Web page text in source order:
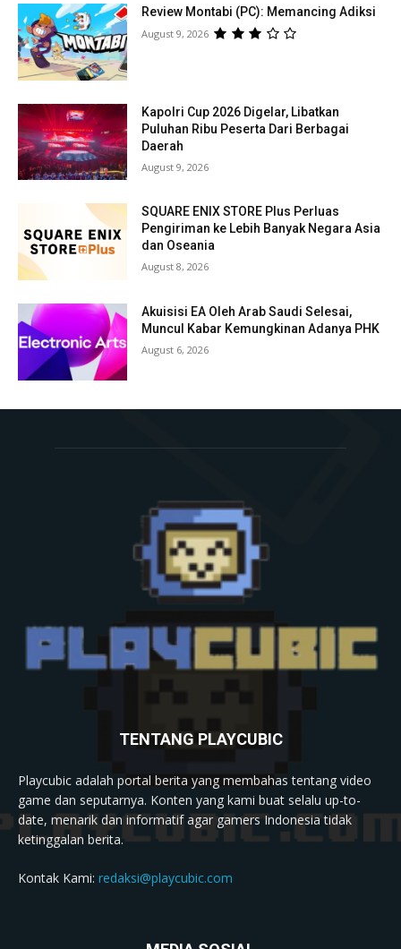
Review Montabi (PC): Memancing Adiksi
August 9, 2026
Kapolri Cup 2026 Digelar, Libatkan
Puluhan Ribu Peserta Dari Berbagai
Daerah
August 9, 2026
SQUARE ENIX STORE Plus Perluas
Pengiriman ke Lebih Banyak Negara Asia
dan Oseania
August 8, 2026
Akuisisi EA Oleh Arab Saudi Selesai,
Muncul Kabar Kemungkinan Adanya PHK
August 6, 2026
TENTANG PLAYCUBIC
Playcubic adalah portal berita yang membahas tentang video
game dan seputarnya. Konten yang kami buat selalu up-to-
date, menarik dan informatif agar gamers Indonesia tidak
ketinggalan berita.
Kontak Kami: redaksi@playcubic.com